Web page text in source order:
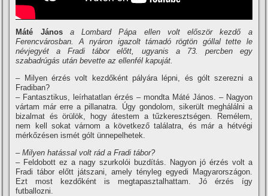
Máté János
a Lombard Pápa ellen volt először kezdő a
Ferencvárosban. A nyáron igazolt támadó rögtön góllal tette le
névjegyét a Fradi tábor előtt, ugyanis a 73. percben egy
szabadrúgás után bevette az ellenfél kapuját.
– Milyen érzés volt kezdőként pályára lépni, és gólt szerezni a
Fradiban?
– Fantasztikus, leí­rhatatlan érzés – mondta Máté János. – Nagyon
vártam már erre a pillanatra. Úgy gondolom, sikerült meghálálni a
bizalmat és örülök, hogy átestem a tűzkeresztségen. Remélem,
nem kell sokat várnom a következő találatra, és már a hétvégi
mérkőzésen ismét gólt ünnepelhetek.
– Milyen hatással volt rád a Fradi tábor?
– Feldobott ez a nagy szurkolói buzdí­tás. Nagyon jó érzés volt a
Fradi tábor előtt játszani, amely tényleg egyedi Magyarországon.
Ezt most kezdőként is megtapasztalhattam. Jó érzés í­gy
futballozni.